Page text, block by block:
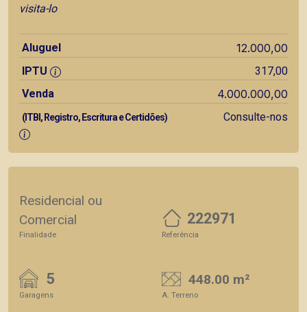
visita-lo
Aluguel 12.000,00
IPTU
317,00
Venda
4.000.000,00
(ITBI, Registro, Escritura e Certidões) Consulte-nos
Residencial ou
Comercial
Finalidade
222971
Referência
5
Garagens
448.00 m²
A. Terreno